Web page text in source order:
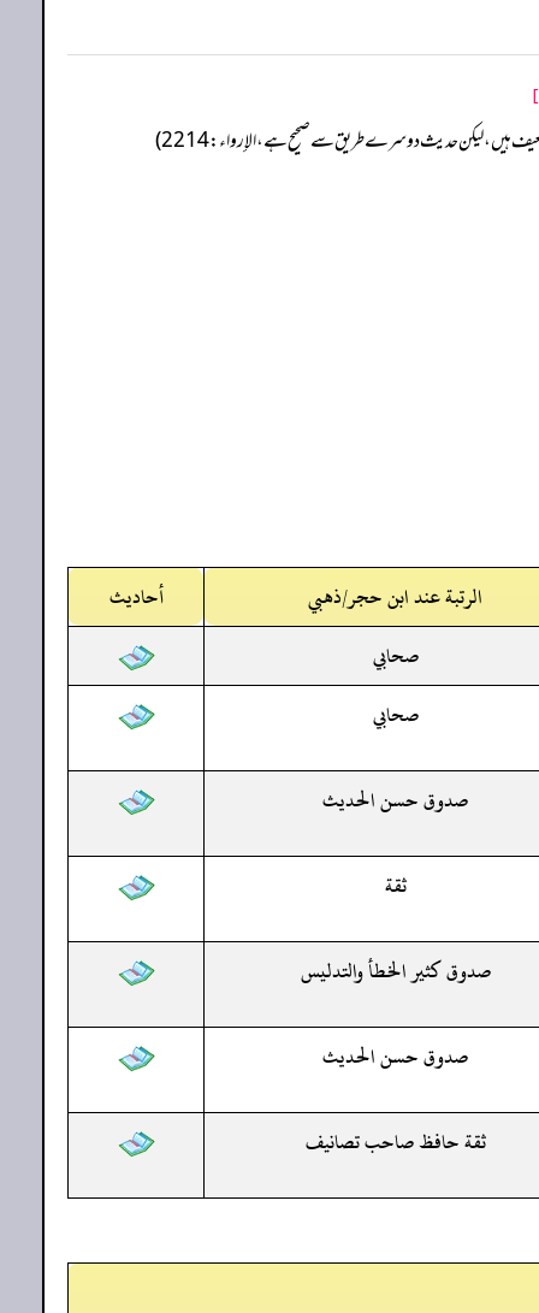
ہیں، لیکن حدیث دوسرے طریق سے صحیح ہے، ا لإ رواء: 2214)
الرتبة عند ابن حجر/ذهبي
أحاديث
صحابي
صحابي
صدوق حسن الحديث
ثقة
صدوق كثير الخطأ والتدليس
صدوق حسن الحديث
ثقة حافظ صاحب تصانيف